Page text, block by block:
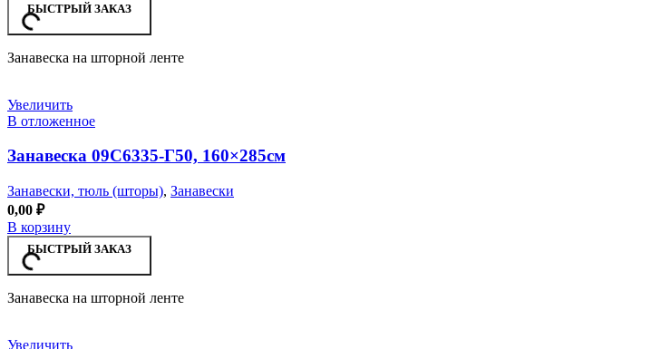
БЫСТРЫЙ ЗАКАЗ
Занавеска на шторной ленте
Увеличить
В отложенное
Занавеска 09С6335-Г50, 160×285см
Занавески, тюль (шторы), Занавески
0,00 ₽
В корзину
БЫСТРЫЙ ЗАКАЗ
Занавеска на шторной ленте
Увеличить